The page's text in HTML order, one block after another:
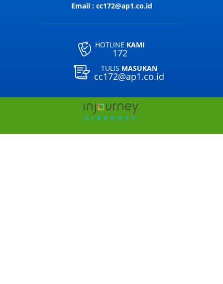
Email : cc172@ap1.co.id
HOTLINE KAMI
172
TULIS MASUKAN
cc172@ap1.co.id